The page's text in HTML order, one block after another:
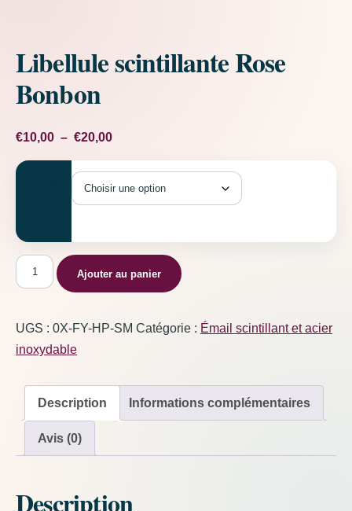
Libellule scintillante Rose
Bonbon
€10,00 – €20,00Plage de prix : €10,00 à €20,00
quantité de Libellule scintillante Rose Bonbon
Ajouter au panier
UGS : 0X-FY-HP-SM Catégorie : Émail scintillant et acier
inoxydable
Description Informations complémentaires
Avis (0)
Description